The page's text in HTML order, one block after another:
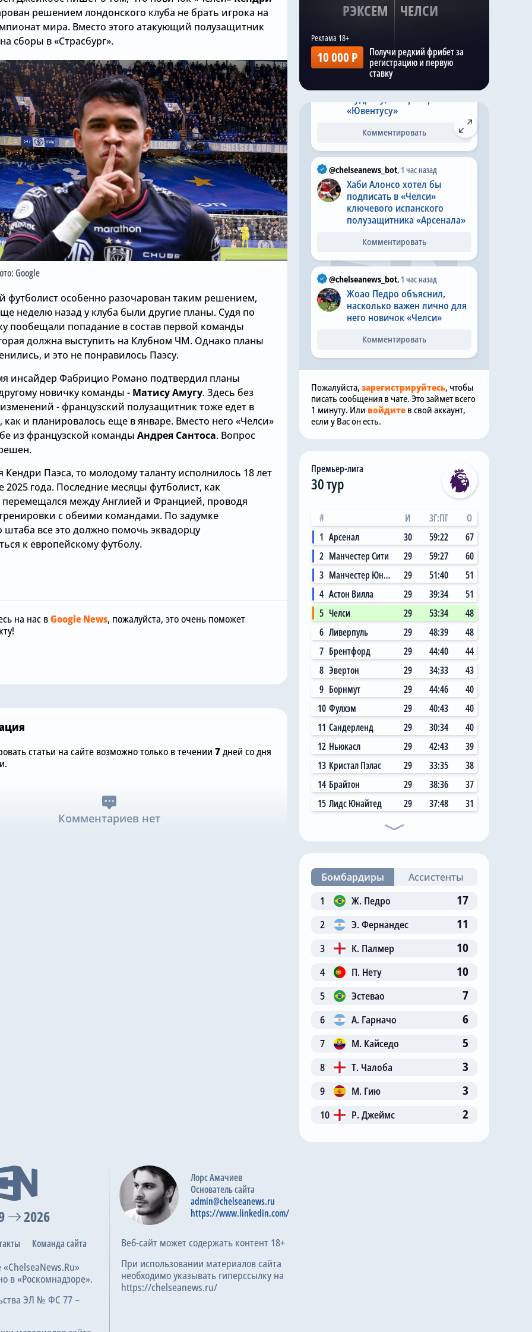
решением лондонского клуба не брать игрока на
мира. Вместо этого атакующий полузащитник
сборы в «Страсбург».
Google
футболист особенно разочарован таким решением,
неделю назад у клуба были другие планы. Судя по
пообещали попадание в состав первой команды
должна выступить на Клубном ЧМ. Однако планы
и это не понравилось Паэсу.
инсайдер Фабрицио Романо подтвердил планы
новичку команды - Матису Амугу. Здесь без
- французский полузащитник тоже едет в
как и планировалось еще в январе. Вместо него «Челси»
из французской команды Андрея Сантоса. Вопрос
Кендри Паэса, то молодому таланту исполнилось 18 лет
2025 года. Последние месяцы футболист, как
перемещался между Англией и Францией, проводя
с обеими командами. По задумке
штаба все это должно помочь эквадорцу
к европейскому футболу.
на нас вGoogle News, пожалуйста, это очень поможет
Сегодня, 07:19
насколько важен лично
для него новичок «Челси»
Сегодня, 05:42
Хаби Алонсо хотел бы
подписать в «Челси»
ключевого испанского
полузащитника
«Арсенала»
статьи на сайте возможно только в течении 7дней со дня
Комментариев нет
РЭКСЕМ ЧЕЛСИ
10 000 Р
Получи редкий фрибет за
регистрацию и первую
ставку
понравились, видно не
хотят травм и готовят к
@chelseanews_bot,Вчера в 17:48
«Челси» дал сыграть
«Ювентусу»
Комментировать
@chelseanews_bot, 1 час назад
Хаби Алонсо хотел бы
подписать в «Челси»
ключевого испанского
полузащитника «Арсенала»
Комментировать
@chelseanews_bot, 1 час назад
Жоао Педро объяснил,
насколько важен лично для
него новичок «Челси»
Комментировать
Пожалуйста, зарегистрируйтесь, чтобы
писать сообщения в чате. Это займет всего
1 минуту. Или войдите в свой аккаунт,
если у Вас он есть.
Премьер-лига
30 тур
# И ЗГ:ПГ
О
1 Арсенал 30 59:22
67
2 Манчестер Сити 29 59:27
60
3
Манчестер Юнайтед 29 51:40
51
4 Астон Вилла 29 39:34
51
5 Челси 29 53:34
48
6 Ливерпуль 29 48:39
48
7 Брентфорд 29 44:40
44
8 Эвертон 29 34:33
43
9 Борнмут 29 44:46
40
10 Фулхэм 29 40:43
40
11 Сандерленд 29 30:34
40
12 Ньюкасл 29 42:43
39
13 Кристал Пэлас 29 33:35
38
14 Брайтон 29 38:36
37
15 Лидс Юнайтед 29 37:48 31
Бомбардиры
Ассистенты
1
Ж. Педро 17
2 Э. Фернандес 11
3 К. Палмер 10
4 П. Нету 10
5 Эстевао 7
6 А. Гарначо 6
7 М. Кайседо 5
8 Т. Чалоба 3
9 М. Гию 3
10 Р. Джеймс 2
2026
Команда сайта
в «Роскомнадзоре».
ЭЛ № ФС 77 –
Лорс Амачиев
Основатель сайта
admin@chelseanews.ru
https://www.linkedin.com/
Веб-сайт может содержать контент 18+
При использовании материалов сайта
необходимо указывать гиперссылку на
https://chelseanews.ru/